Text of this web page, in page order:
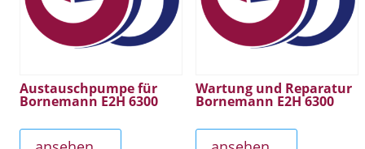
Austauschpumpe für
Bornemann E2H 6300
Wartung und Reparatur
Bornemann E2H 6300